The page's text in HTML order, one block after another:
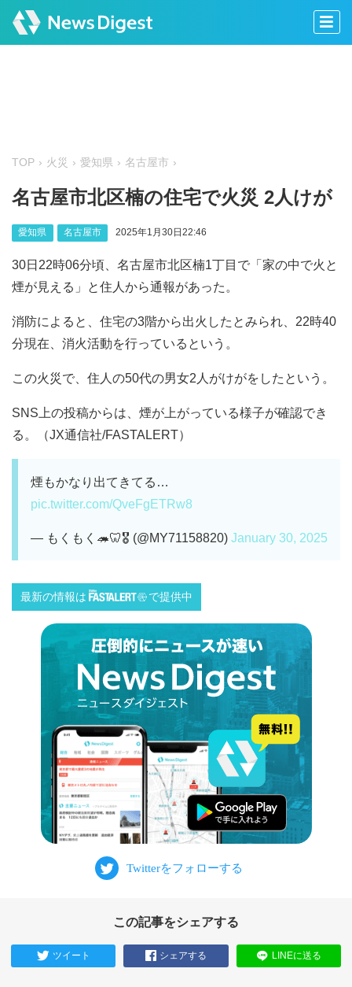
TOP 火災 愛知県 名古屋市
名古屋市北区楠の住宅で火災 2人けが
愛知県 名古屋市 2025年1月30日22:46
30日22時06分頃、名古屋市北区楠1丁目で「家の中で火と
煙が見える」と住人から通報があった。
消防によると、住宅の3階から出火したとみられ、22時40
分現在、消火活動を行っているという。
この火災で、住人の50代の男女2人がけがをしたという。
SNS上の投稿からは、煙が上がっている様子が確認でき
る。（JX通信社/FASTALERT）
煙もかなり出てきてる…
pic.twitter.com/QveFgETRw8
— もくもく🦔🦷🎖 (@MY71158820) January 30, 2025
最新の情報は で提供中
この記事をシェアする
ツイート シェアする LINEに送る